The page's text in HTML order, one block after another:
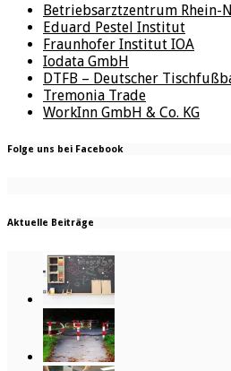
Betriebsarztzentrum Rhein-
Eduard Pestel Institut
Fraunhofer Institut IOA
Iodata GmbH
DTFB – Deutscher
Tremonia Trade
WorkInn GmbH & Co. KG
Folge uns bei Facebook
Aktuelle Beiträge